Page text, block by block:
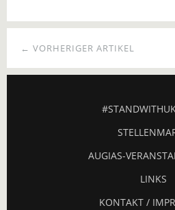
← VORHERIGER ARTIKEL
AUGIAS-
LINKS
KONTAKT /